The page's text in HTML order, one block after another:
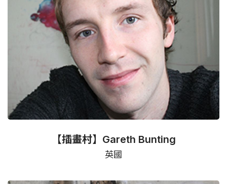
【插畫村】Gareth Bunting
英國